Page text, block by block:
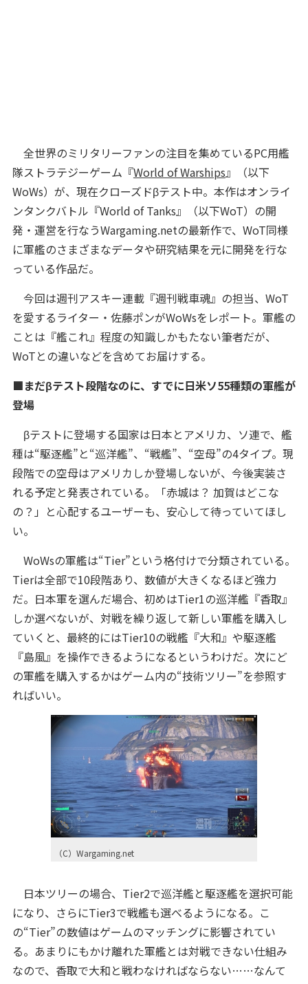
全世界のミリタリーファンの注目を集めているPC用艦
隊ストラテジーゲーム『World of Warships』（以下
WoWs）が、現在クローズドβテスト中。本作はオンライ
ンタンクバトル『World of Tanks』（以下WoT）の開
発・運営を行なうWargaming.netの最新作で、WoT同様
に軍艦のさまざまなデータや研究結果を元に開発を行な
っている作品だ。
今回は週刊アスキー連載『週刊戦車魂』の担当、WoT
を愛するライター・佐藤ポンがWoWsをレポート。軍艦の
ことは『艦これ』程度の知識しかもたない筆者だが、
WoTとの違いなどを含めてお届けする。
■まだβテスト段階なのに、すでに日米ソ55種類の軍艦が
登場
βテストに登場する国家は日本とアメリカ、ソ連で、艦
種は“駆逐艦”と“巡洋艦”、“戦艦”、“空母”の4タイプ。現
段階での空母はアメリカしか登場しないが、今後実装さ
れる予定と発表されている。「赤城は？ 加賀はどこな
の？」と心配するユーザーも、安心して待っていてほし
い。
WoWsの軍艦は“Tier”という格付けで分類されている。
Tierは全部で10段階あり、数値が大きくなるほど強力
だ。日本軍を選んだ場合、初めはTier1の巡洋艦『香取』
しか選べないが、対戦を繰り返して新しい軍艦を購入し
ていくと、最終的にはTier10の戦艦『大和』や駆逐艦
『島風』を操作できるようになるというわけだ。次にど
の軍艦を購入するかはゲーム内の“技術ツリー”を参照す
ればいい。
（C）Wargaming.net
日本ツリーの場合、Tier2で巡洋艦と駆逐艦を選択可能
になり、さらにTier3で戦艦も選べるようになる。こ
の“Tier”の数値はゲームのマッチングに影響されてい
る。あまりにもかけ離れた軍艦とは対戦できない仕組み
なので、香取で大和と戦わなければならない……なんて